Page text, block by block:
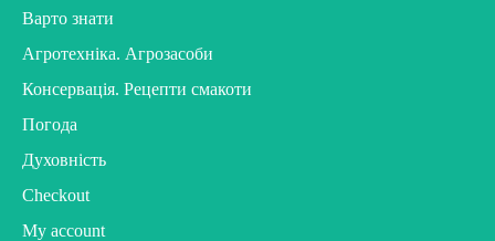
Варто знати
Агротехніка. Агрозасоби
Консервація. Рецепти смакоти
Погода
Духовність
Checkout
My account